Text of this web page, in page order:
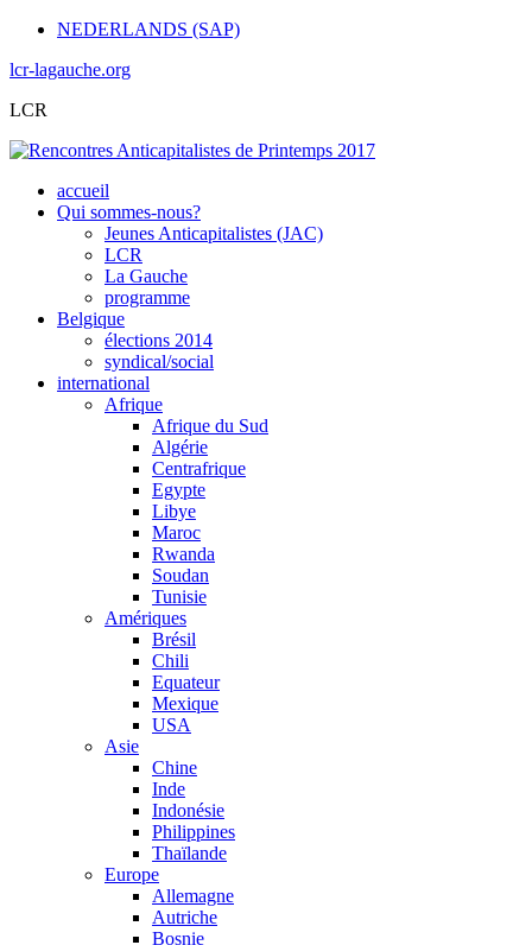
NEDERLANDS (SAP)
lcr-lagauche.org
LCR
accueil
Qui sommes-nous?
Jeunes Anticapitalistes (JAC)
LCR
La Gauche
programme
Belgique
élections 2014
syndical/social
international
Afrique
Afrique du Sud
Algérie
Centrafrique
Egypte
Libye
Maroc
Rwanda
Soudan
Tunisie
Amériques
Brésil
Chili
Equateur
Mexique
USA
Asie
Chine
Inde
Indonésie
Philippines
Thaïlande
Europe
Allemagne
Autriche
Bosnie